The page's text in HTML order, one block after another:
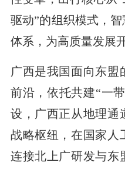
驱动”的组织模式，
体系，为高质量发展
广西是我国面向东盟
前沿，依托共建“一
设，广西正从地理通
战略枢纽，在国家人
连接北上广研发与东